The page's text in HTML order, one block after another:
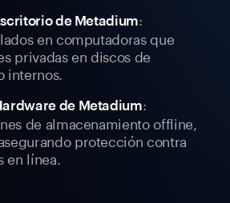
de Metadium:
en computadoras que
privadas en discos de
internos.
de Metadium:
de almacenamiento offline,
protección contra
en línea.